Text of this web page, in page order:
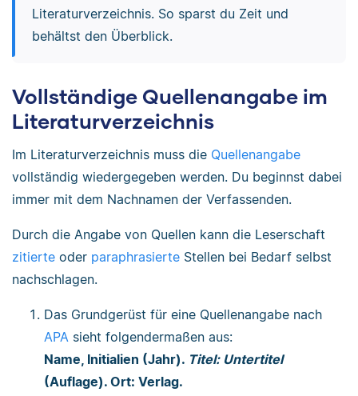
Literaturverzeichnis. So sparst du Zeit und
behältst den Überblick.
Vollständige Quellenangabe im
Literaturverzeichnis
Im Literaturverzeichnis muss die Quellenangabe
vollständig wiedergegeben werden. Du beginnst dabei
immer mit dem Nachnamen der Verfassenden.
Durch die Angabe von Quellen kann die Leserschaft
zitierte oder paraphrasierte Stellen bei Bedarf selbst
nachschlagen.
Das Grundgerüst für eine Quellenangabe nach
APA sieht folgendermaßen aus:
Name, Initialien (Jahr). Titel: Untertitel
(Auflage). Ort: Verlag.